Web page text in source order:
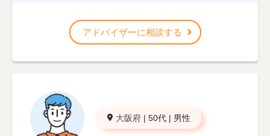
アドバイザーに相談する
大阪府 | 50代 | 男性